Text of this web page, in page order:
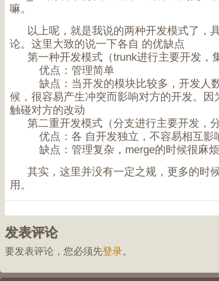
嘛。
以上呢，就是我说的两种开发模式了，
论。这里大致的说一下各自 的优缺点
第一种开发模式（trunk进行主要开发，
优点：管理简单
缺点：当开发的模块比较多，开发人数
候，很容易产生冲突而影响对方的开发。因
触碰对方的改动
第二重开发模式（分支进行主要开发，
优点：各 自开发独立，不容易相互影
缺点：管理复杂，merge的时候很麻烦
其实，这里并没有一定之规，更多的时
用。
发表评论
要发表评论，您必须先登录。